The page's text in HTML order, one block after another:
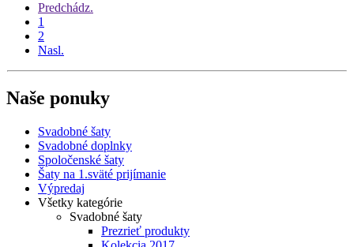
Predchádz.
1
2
Nasl.
Naše ponuky
Svadobné šaty
Svadobné doplnky
Spoločenské šaty
Šaty na 1.sväté prijímanie
Výpredaj
Všetky kategórie
Svadobné šaty
Prezrieť produkty